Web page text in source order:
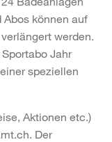
können auf
werden.
Jahr
speziellen
Aktionen etc.)
Der